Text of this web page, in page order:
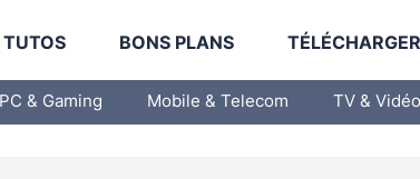
TUTOS BONS PLANS
PC & Gaming Mobile & Telecom TV & Vidéo